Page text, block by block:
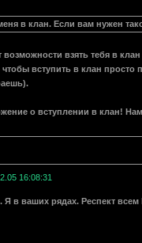
в клан. Если вам нужен
возможности взять тебя в
вступить в клан просто
о вступлении в клан!
16:08:31
Я в ваших рядах. Респект всем